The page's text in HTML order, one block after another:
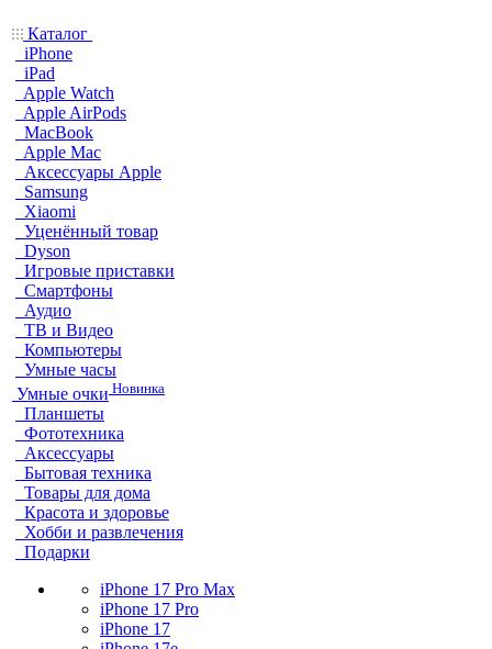
Каталог
iPhone
iPad
Apple Watch
Apple AirPods
MacBook
Apple Mac
Аксессуары Apple
Samsung
Xiaomi
Уценённый товар
Dyson
Игровые приставки
Смартфоны
Аудио
ТВ и Видео
Компьютеры
Умные часы
Умные очки Новинка
Планшеты
Фототехника
Аксессуары
Бытовая техника
Товары для дома
Красота и здоровье
Хобби и развлечения
Подарки
iPhone 17 Pro Max
iPhone 17 Pro
iPhone 17